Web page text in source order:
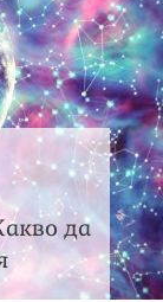
да